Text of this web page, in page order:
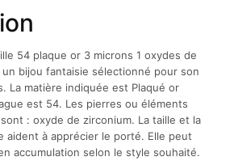
54 plaque or 3 microns 1 oxydes de
bijou fantaisie sélectionné pour son
La matière indiquée est Plaqué or
est 54. Les pierres ou éléments
: oxyde de zirconium. La taille et la
aident à apprécier le porté. Elle peut
accumulation selon le style souhaité.